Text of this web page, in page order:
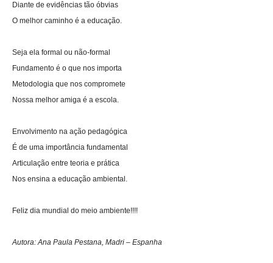
Diante de evidências tão óbvias
O melhor caminho é a educação.
Seja ela formal ou não-formal
Fundamento é o que nos importa
Metodologia que nos compromete
Nossa melhor amiga é a escola.
Envolvimento na ação pedagógica
É de uma importância fundamental
Articulação entre teoria e prática
Nos ensina a educação ambiental.
Feliz dia mundial do meio ambiente!!!!
Autora: Ana Paula Pestana, Madri – Espanha